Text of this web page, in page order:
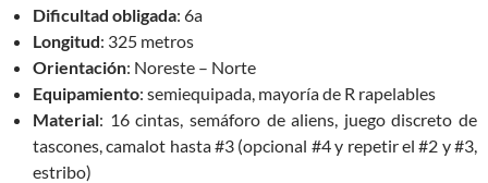
Dificultad obligada: 6a
Longitud: 325 metros
Orientación: Noreste – Norte
Equipamiento: semiequipada, mayoría de R rapelables
Material: 16 cintas, semáforo de aliens, juego discreto de
tascones, camalot hasta #3 (opcional #4 y repetir el #2 y #3,
estribo)